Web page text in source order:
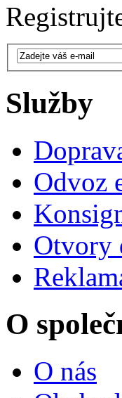
Služby
Odvoz
Otvory
O
O nás